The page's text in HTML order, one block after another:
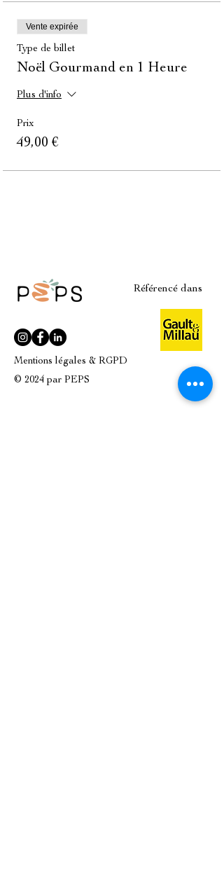
Vente expirée
Type de billet
Noël Gourmand en 1 Heure
Plus d'info
Prix
49,00 €
Référencé dans
Mentions légales & RGPD
© 2024 par PEPS